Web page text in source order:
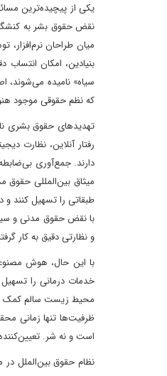
یکی از پیچیده‌ترین
نقض حقوق بشر به کنشگر
میان طراحان
بنیادین، امکان
سیاه» نامیده
که نظم حقوقی موجود
تهدیدهای حقوق بشری
رفتار آنلاین، نظارت
دارند. جمع‌آوری
میثاق بین‌المللی حقوق
طبقاتی را تسهیل کنند
با نقض حقوق مدنی و
و نظارتی دقیق به کار
با این حال، هوش
خدمات درمانی را
محیط زیست سالم کمک
ظرفیت‌ها تنها زمانی
است و نه شر.
نظام حقوق بین‌الملل